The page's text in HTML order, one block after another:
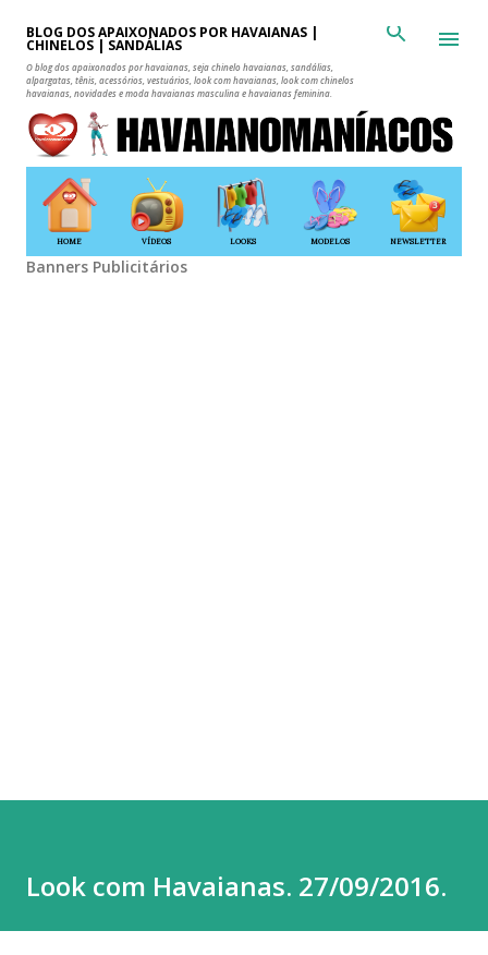
Pular para o conteúdo principal
BLOG DOS APAIXONADOS POR HAVAIANAS |
CHINELOS | SANDÁLIAS
O blog dos apaixonados por havaianas, seja chinelo havaianas, sandálias,
alpargatas, tênis, acessórios, vestuários, look com havaianas, look com chinelos
havaianas, novidades e moda havaianas masculina e havaianas feminina.
HOME VÍDEOS LOOKS MODELOS NEWSLETTER
Banners Publicitários
Look com Havaianas. 27/09/2016.